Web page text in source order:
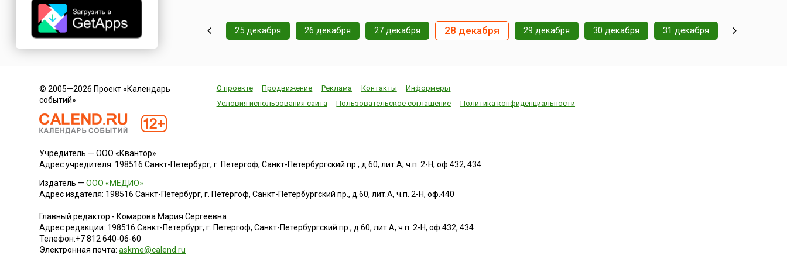
Lerwick).Апхеллио
отмечается ежегодно в
25 декабря 26 декабря 27 декабря 28 декабря 29 декабря 30 декабря 31 декабря
© 2005—2026 Проект «Календарь
событий»
О проекте Продвижение Реклама Контакты
Информеры
Условия использования сайта
Пользовательское соглашение Политика конфиденциальности
Учредитель — ООО «Квантор»
Адрес учредителя: 198516 Санкт-Петербург, г. Петергоф, Санкт-Петербургский пр., д.60, лит.А, ч.п. 2-Н, оф.432, 434
Издатель —ООО «МЕДИО»
Адрес издателя: 198516 Санкт-Петербург, г. Петергоф, Санкт-Петербургский пр., д.60, лит.А, ч.п. 2-Н, оф.440
Главный редактор - Комарова Мария Сергеевна
Адрес редакции: 198516 Санкт-Петербург, г. Петергоф,Санкт-Петербургский пр., д.60, лит.А, ч.п. 2-Н, оф.432, 434
Телефон:+7 812 640-06-60
Электронная почта:askme@calend.ru